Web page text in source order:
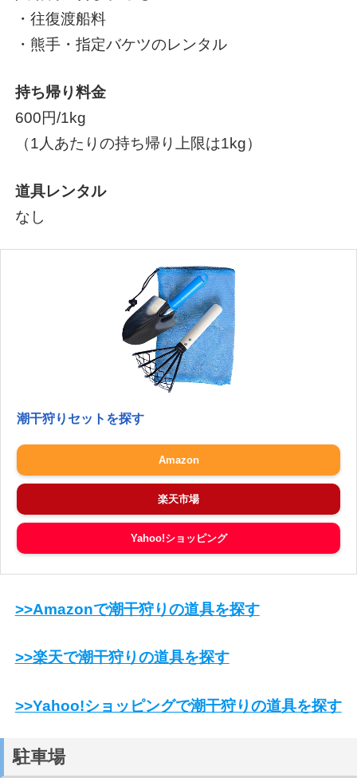
・往復渡船料
・熊手・指定バケツのレンタル
持ち帰り料金
600円/1kg
（1人あたりの持ち帰り上限は1kg）
道具レンタル
なし
潮干狩りセットを探す
Amazon
楽天市場
Yahoo!ショッピング
>>Amazonで潮干狩りの道具を探す
>>楽天で潮干狩りの道具を探す
>>Yahoo!ショッピングで潮干狩りの道具を探す
駐車場